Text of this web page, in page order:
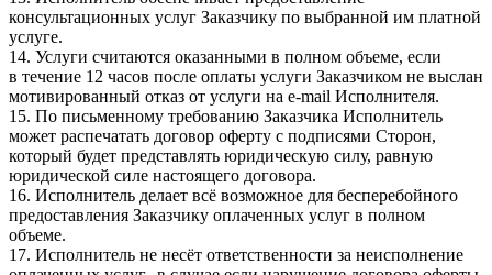
консультационных услуг Заказчику по выбранной им платной
услуге.
14. Услуги считаются оказанными в полном объеме, если
в течение 12 часов после оплаты услуги Заказчиком не выслан
мотивированный отказ от услуги на e-mail Исполнителя.
15. По письменному требованию Заказчика Исполнитель
может распечатать договор оферту с подписями Сторон,
который будет представлять юридическую силу, равную
юридической силе настоящего договора.
16. Исполнитель делает всё возможное для бесперебойного
предоставления Заказчику оплаченных услуг в полном
объеме.
17. Исполнитель не несёт ответственности за неисполнение